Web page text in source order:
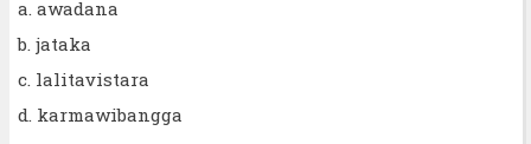
a. awadana
b. jataka
c. lalitavistara
d. karmawibangga